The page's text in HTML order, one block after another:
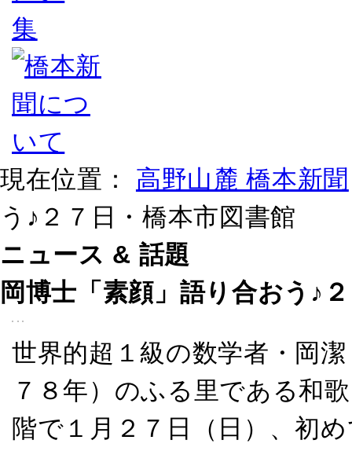
現在位置： 高野山麓 橋本新聞
う♪２７日・橋本市図書館
ニュース & 話題
岡博士「素顔」語り合おう♪
世界的超１級の数学者・岡
７８年）のふる里である和
階で１月２７日（日）、初